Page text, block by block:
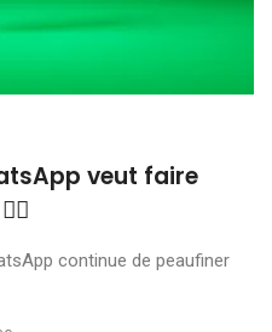
veut faire
continue de peaufiner